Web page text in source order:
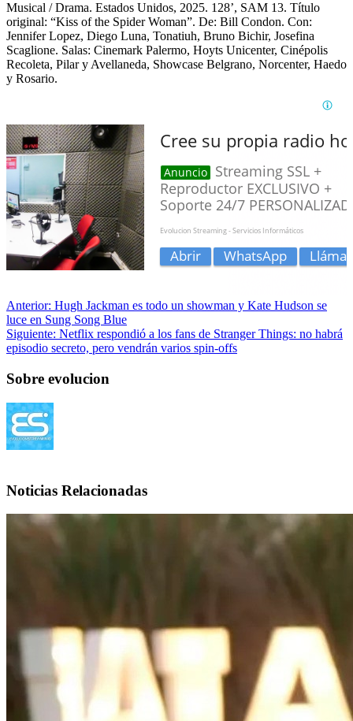
Musical / Drama. Estados Unidos, 2025. 128’, SAM 13. Título
original: “Kiss of the Spider Woman”. De: Bill Condon. Con:
Jennifer Lopez, Diego Luna, Tonatiuh, Bruno Bichir, Josefina
Scaglione. Salas: Cinemark Palermo, Hoyts Unicenter, Cinépolis
Recoleta, Pilar y Avellaneda, Showcase Belgrano, Norcenter, Haedo
y Rosario.
Anterior: Hugh Jackman es todo un showman y Kate Hudson se
luce en Sung Song Blue
Siguiente: Netflix respondió a los fans de Stranger Things: no habrá
episodio secreto, pero vendrán varios spin-offs
Sobre evolucion
Noticias Relacionadas